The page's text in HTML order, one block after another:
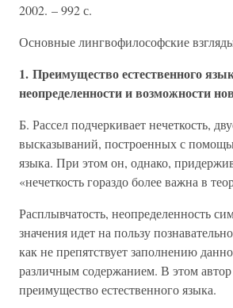
2002. – 992 с.
Основные лингвофилософские
1. Преимущество естественного
неопределенности и возможности
Б. Рассел подчеркивает нечеткость,
высказываний, построенных с
языка. При этом он, однако,
«нечеткость гораздо более важна в
Расплывчатость, неопределенность
значения идет на пользу
как не препятствует заполнению
различным содержанием. В этом
преимущество естественного языка.